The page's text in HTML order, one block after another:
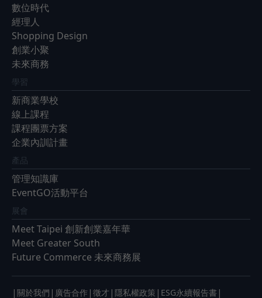
數位時代
經理人
Shopping Design
創業小聚
未來商務
學習
新商業學校
線上課程
課程團票方案
企業內訓計畫
產品
管理知識庫
EventGO活動平台
展會
Meet Taipei 創新創業嘉年華
Meet Greater South
Future Commerce 未來商務展
| 關於我們 | 廣告合作 | 徵才 | 隱私權政策 | ESG永續報告書 |